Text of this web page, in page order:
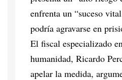
enfrenta un “suceso
podría agravarse en
El fiscal especializado
humanidad, Ricardo
apelar la medida,